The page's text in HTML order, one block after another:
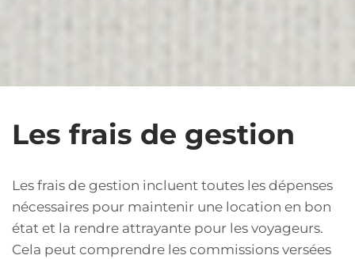
Les frais de gestion
Les frais de gestion incluent toutes les dépenses
nécessaires pour maintenir une location en bon
état et la rendre attrayante pour les voyageurs.
Cela peut comprendre les commissions versées